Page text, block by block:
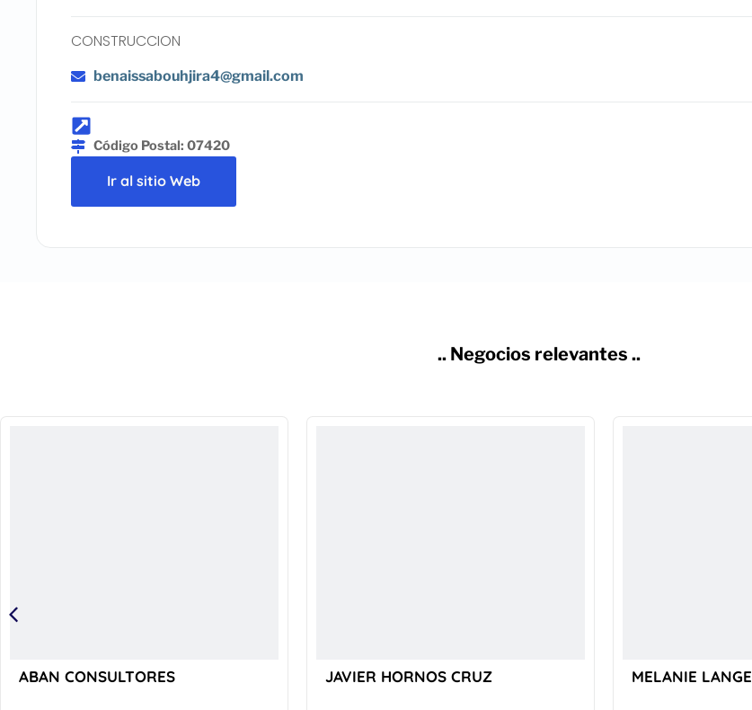
CONSTRUCCION
benaissabouhjira4@gmail.com
Código Postal: 07420
Ir al sitio Web
.. Negocios relevantes ..
ABAN CONSULTORES JAVIER HORNOS CRUZ MELANIE LANGE